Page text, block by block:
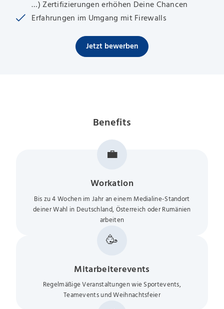
…) Zertifizierungen erhöhen Deine Chancen
Erfahrungen im Umgang mit Firewalls
Jetzt bewerben
Benefits
💼
Workation
Bis zu 4 Wochen im Jahr an einem Medialine-Standort
deiner Wahl in Deutschland, Österreich oder Rumänien
arbeiten
🥳
Mitarbeiterevents
Regelmäßige Veranstaltungen wie Sportevents,
Teamevents und Weihnachtsfeier